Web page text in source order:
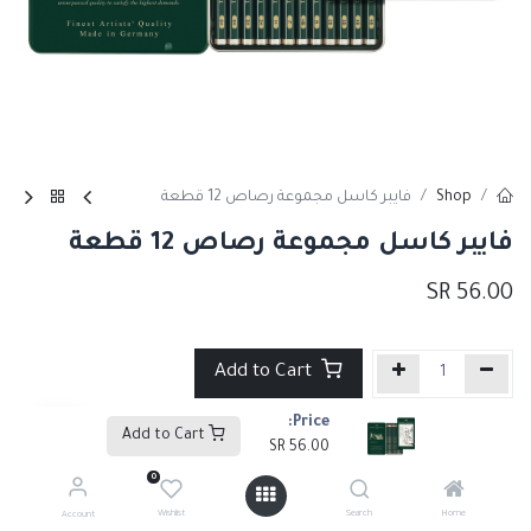
Price:
56.00
Home
Search
0
Wishlist
Account
Shop فايبر كاسل مجموعة رصاص 12 قطعة
فايبر كاسل مجموعة رصاص 12 قطعة
56.00
Add to Cart
إضافة إلى قائمة الأمنيات
أقلام رصاص أقلام رصاص وفحم